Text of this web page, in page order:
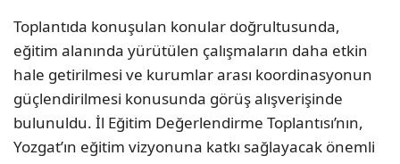
Toplantıda konuşulan konular doğrultusunda,
eğitim alanında yürütülen çalışmaların daha etkin
hale getirilmesi ve kurumlar arası koordinasyonun
güçlendirilmesi konusunda görüş alışverişinde
bulunuldu. İl Eğitim Değerlendirme Toplantısı’nın,
Yozgat’ın eğitim vizyonuna katkı sağlayacak önemli